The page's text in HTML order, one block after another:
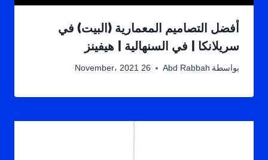
أفضل التصاميم المعمارية (البيت) في
سريلانكا | في السنهالية | هيفينز
بواسطة Abd Rabbah 26 November، 2021